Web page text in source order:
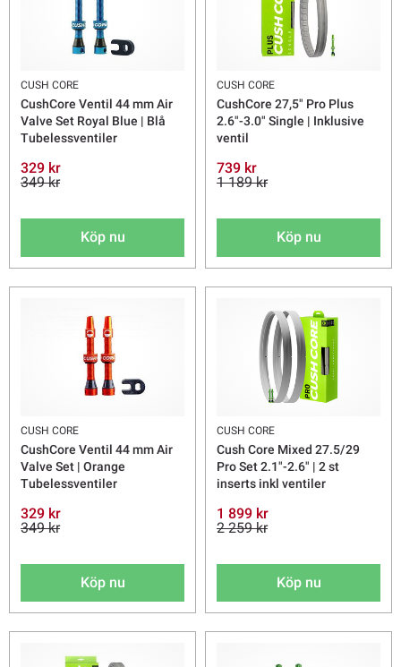
CUSH CORE
CushCore Ventil 44 mm Air
Valve Set Royal Blue | Blå
Tubelessventiler
329 kr
349 kr
Köp nu
CUSH CORE
CushCore 27,5" Pro Plus
2.6"-3.0" Single | Inklusive
ventil
739 kr
1 189 kr
Köp nu
CUSH CORE
CushCore Ventil 44 mm Air
Valve Set | Orange
Tubelessventiler
329 kr
349 kr
Köp nu
CUSH CORE
Cush Core Mixed 27.5/29
Pro Set 2.1"-2.6" | 2 st
inserts inkl ventiler
1 899 kr
2 259 kr
Köp nu